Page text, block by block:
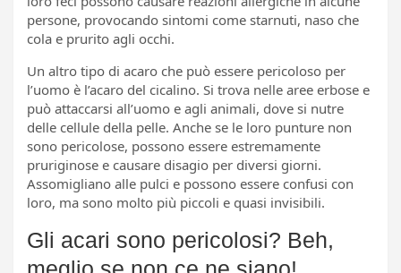
persone, provocando sintomi come starnuti, naso che
cola e prurito agli occhi.
Un altro tipo di acaro che può essere pericoloso per
l’uomo è l’acaro del cicalino. Si trova nelle aree erbose e
può attaccarsi all’uomo e agli animali, dove si nutre
delle cellule della pelle. Anche se le loro punture non
sono pericolose, possono essere estremamente
pruriginose e causare disagio per diversi giorni.
Assomigliano alle pulci e possono essere confusi con
loro, ma sono molto più piccoli e quasi invisibili.
Gli acari sono pericolosi? Beh,